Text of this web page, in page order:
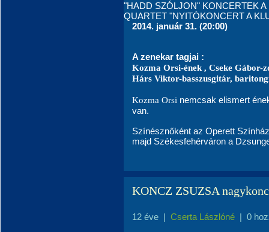
"HADD SZÓLJON" KONCERTEK
QUARTET "NYITÓKONCERT A
2014. január 31. (20:00)
A zenekar tagjai :
Kozma Orsi-ének , Cseke Gábor-
Hárs Viktor-basszusgitár,
Kozma Orsi nemcsak elismert
van.
Színésznőként az Operett
majd Székesfehérváron a
KONCZ ZSUZSA
12 éve | Cserta Lászlóné | 0